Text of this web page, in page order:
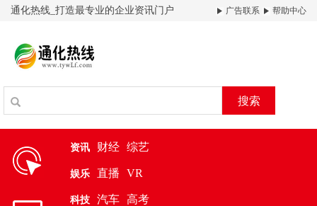
通化热线_打造最专业的企业资讯门户 广告联系 帮助中心
搜索
资讯 财经 综艺
娱乐 直播 VR
科技 汽车 高考